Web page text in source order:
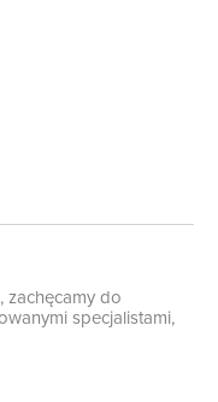
zachęcamy do
specjalistami,